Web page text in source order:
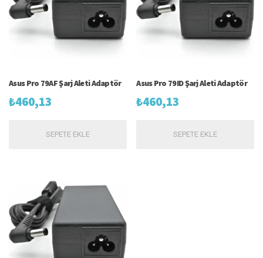
Asus Pro 79AF Şarj Aleti Adaptör
₺460,13
SEPETE EKLE
Asus Pro 79ID Şarj Aleti Adaptör
₺460,13
SEPETE EKLE